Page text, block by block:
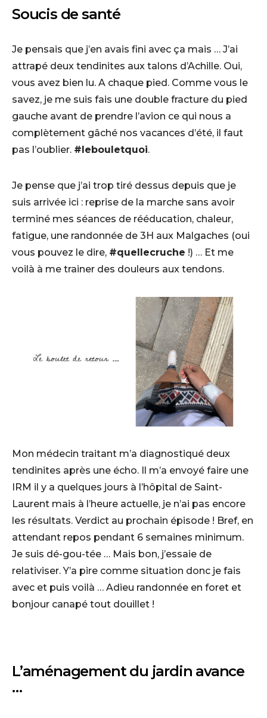
Soucis de santé
Je pensais que j’en avais fini avec ça mais … J’ai
attrapé deux tendinites aux talons d’Achille. Oui,
vous avez bien lu. A chaque pied. Comme vous le
savez, je me suis fais une double fracture du pied
gauche avant de prendre l’avion ce qui nous a
complètement gâché nos vacances d’été, il faut
pas l’oublier. #lebouletquoi.
Je pense que j’ai trop tiré dessus depuis que je
suis arrivée ici : reprise de la marche sans avoir
terminé mes séances de rééducation, chaleur,
fatigue, une randonnée de 3H aux Malgaches (oui
vous pouvez le dire, #quellecruche !) … Et me
voilà à me trainer des douleurs aux tendons.
Mon médecin traitant m’a diagnostiqué deux
tendinites après une écho. Il m’a envoyé faire une
IRM il y a quelques jours à l’hôpital de Saint-
Laurent mais à l’heure actuelle, je n’ai pas encore
les résultats. Verdict au prochain épisode ! Bref, en
attendant repos pendant 6 semaines minimum.
Je suis dé-gou-tée … Mais bon, j’essaie de
relativiser. Y’a pire comme situation donc je fais
avec et puis voilà … Adieu randonnée en foret et
bonjour canapé tout douillet !
L’aménagement du jardin avance
…